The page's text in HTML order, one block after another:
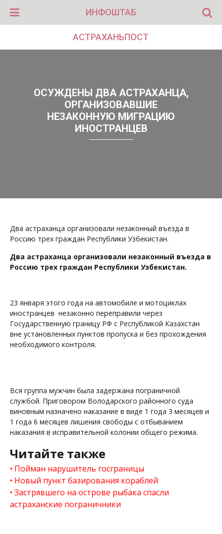
ИНФОШТАБ
АСТРАХАНЬПОСТ
ОСУЖДЕНЫ ДВА АСТРАХАНЦА,
ОРГАНИЗОВАВШИЕ
НЕЗАКОННУЮ МИГРАЦИЮ
ИНОСТРАНЦЕВ
Два астраханца организовали незаконный въезда в
Россию трех граждан Республики Узбекистан.
Два астраханца организовали незаконный въезда в
Россию трех граждан Республики Узбекистан.
23 января этого года на автомобиле и мотоциклах
иностранцев незаконно переправили через
Государственную границу РФ с Республикой Казахстан
вне установленных пунктов пропуска и без прохождения
необходимого контроля.
Вся группа мужчин была задержана пограничной
службой. Приговором Володарского районного суда
виновным назначено наказание в виде 1 года 3 месяцев и
1 года 6 месяцев лишения свободы с отбыванием
наказания в исправительной колонии общего режима.
Читайте также
Пойман нарушитель госграницы
Новый пункт базирования кораблей
Застрявшего на острове рыбака спасли
астраханские пограничники